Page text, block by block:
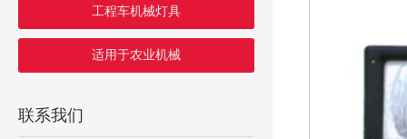
工程车机械灯具
适用于农业机械
联系我们